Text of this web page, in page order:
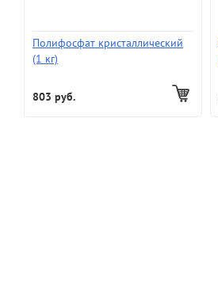
Полифосфат кристаллический
(1 кг)
803 руб.